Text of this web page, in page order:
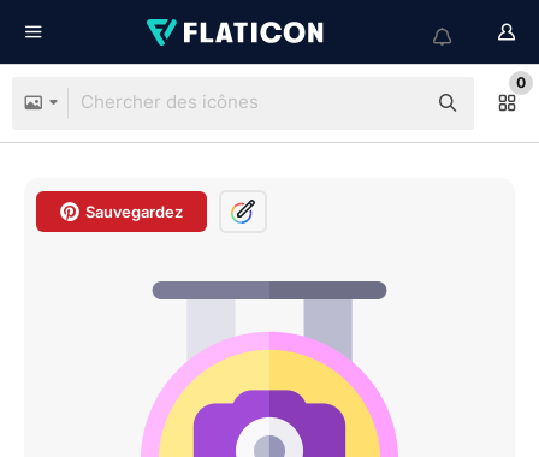
0
Sauvegardez